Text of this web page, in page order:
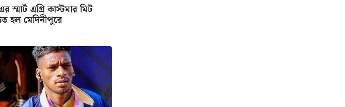
স্মার্ট এগ্রি কাস্টমার মিট
হল মেদিনীপুরে